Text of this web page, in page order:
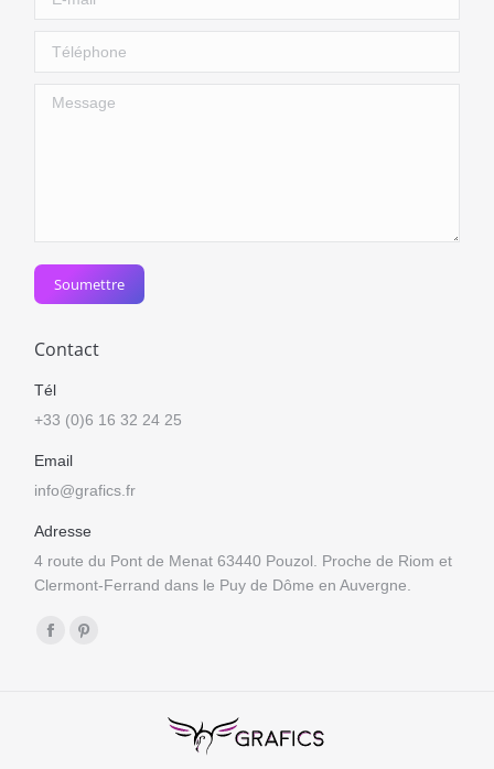
Téléphone
Message
Soumettre
Contact
Tél
+33 (0)6 16 32 24 25
Email
info@grafics.fr
Adresse
4 route du Pont de Menat 63440 Pouzol. Proche de Riom et
Clermont-Ferrand dans le Puy de Dôme en Auvergne.
Trouvez nous sur :
FacebookPinterest